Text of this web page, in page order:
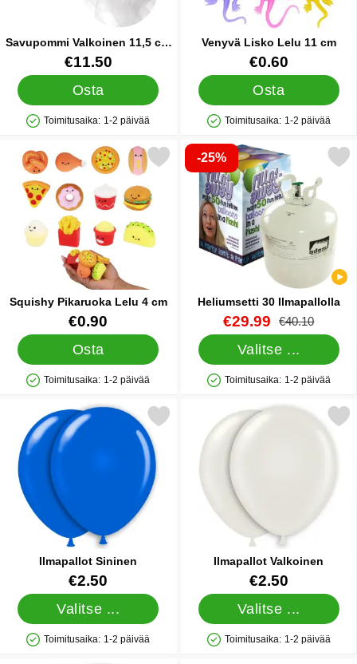
Savupommi Valkoinen 11,5 cm
5 kpl
Tuote.nro 91418€11.50
Osta
Saatavuus: Varastossa
Toimitusaika: 1-2 päivää
Venyvä Lisko Lelu 11 cm
Tuote.nro 91551
€0.60
Osta
Saatavuus: Varastossa
Toimitusaika: 1-2 päivää
Squishy Pikaruoka Lelu 4 cm
Tuote.nro 91748
€0.90
Osta
Saatavuus: Varastossa
Toimitusaika: 1-2 päivää
Merkitse squishy Pikaruoka Lelu 4 cm suosikiksi
-25%
Heliumsetti 30 Ilmapallolla
Tuote.nro 1386
uusi hinta
€29.99 vanha hinta
€40.10
Valitse ...
Saatavuus: Varastossa
Toimitusaika: 1-2 päivää
Merkitse heliumsetti 30
Ilmapallot Sininen
Tuote.nro 1429€2.50
Valitse ...
Saatavuus: Varastossa
Toimitusaika: 1-2 päivää
Merkitse ilmapallot Sininen suosikiksi
Ilmapallot Valkoinen
Tuote.nro 5006€2.50
Valitse ...
Saatavuus: Varastossa
Toimitusaika: 1-2 päivää
Merkitse ilmapallot